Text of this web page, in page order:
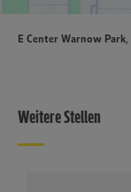
E Center Warnow Park
Weitere Stellen